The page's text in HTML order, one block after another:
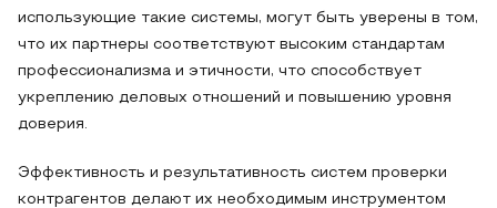
использующие такие системы, могут быть уверены в том,
что их партнеры соответствуют высоким стандартам
профессионализма и этичности, что способствует
укреплению деловых отношений и повышению уровня
доверия.
Эффективность и результативность систем проверки
контрагентов делают их необходимым инструментом